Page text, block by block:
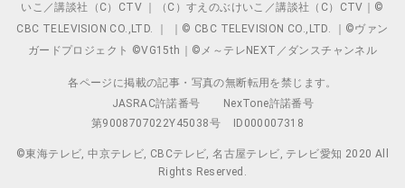
いこ／講談社（C）CTV ｜（C）すえのぶけいこ／講談社（C）CTV｜©
CBC TELEVISION CO.,LTD. ｜ ｜© CBC TELEVISION CO.,LTD. ｜©ヴァン
ガードプロジェクト ©VG15th｜©メ～テレNEXT／ダンスチャンネル
各ページに掲載の記事・写真の無断転用を禁じます。
JASRAC許諾番号
NexTone許諾番号
第9008707022Y45038号
ID000007318
©東海テレビ, 中京テレビ, CBCテレビ, 名古屋テレビ, テレビ愛知 2020 All
Rights Reserved.